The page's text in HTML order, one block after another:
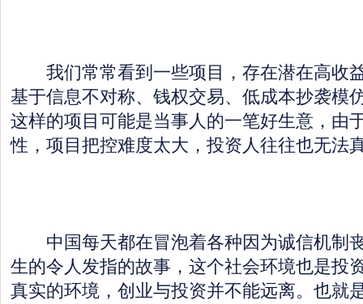
我们常常看到一些项目，存在潜在高收
基于信息不对称、钱权交易、低成本抄袭模
这样的项目可能是当事人的一笔好生意，由
性，项目把控难度太大，投资人往往也无法
中国每天都在冒泡着各种因为诚信机制
生的令人发指的故事，这个社会环境也是投
真实的环境，创业与投资并不能远离。也就